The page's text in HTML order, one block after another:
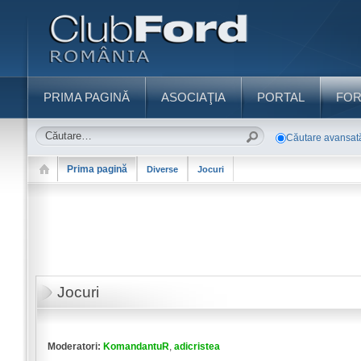
PRIMA PAGINĂ ASOCIAŢIA PORTAL
Căutare
Prima pagină Diverse Jocuri
Jocuri
Moderatori: KomandantuR, adicristea